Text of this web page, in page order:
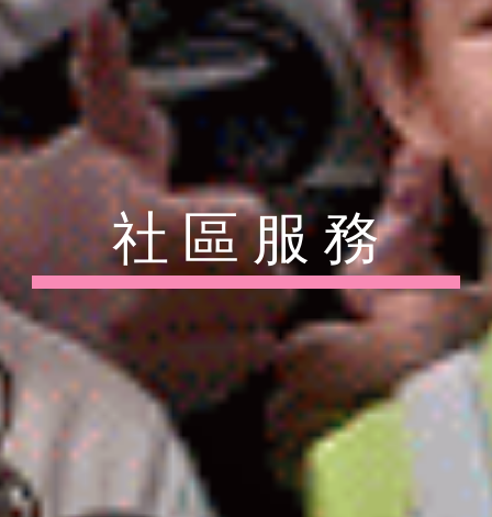
社 區 服 務